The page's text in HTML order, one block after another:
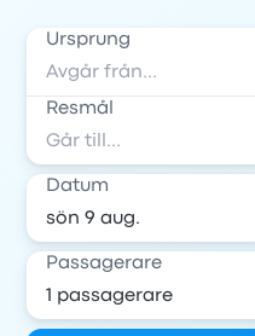
Ursprung
Resmål
Datum
Passagerare